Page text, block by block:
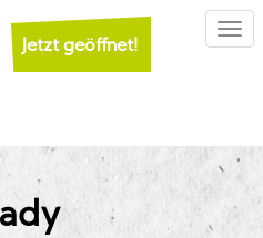
Jetzt geöffnet!